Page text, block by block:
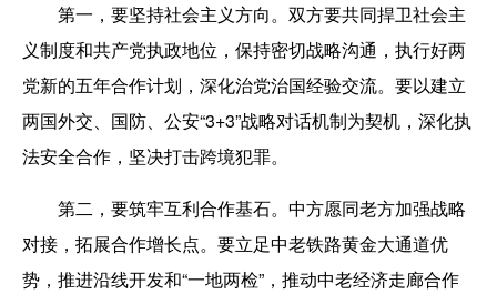
第一，要坚持社会主义方向。双方要共同捍卫社会主
义制度和共产党执政地位，保持密切战略沟通，执行好两
党新的五年合作计划，深化治党治国经验交流。要以建立
两国外交、国防、公安“3+3”战略对话机制为契机，深化执
法安全合作，坚决打击跨境犯罪。
第二，要筑牢互利合作基石。中方愿同老方加强战略
对接，拓展合作增长点。要立足中老铁路黄金大通道优
势，推进沿线开发和“一地两检”，推动中老经济走廊合作